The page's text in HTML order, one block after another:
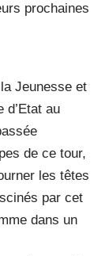
prochaines
Jeunesse et
d’Etat au
de ce tour,
les têtes
par cet
dans un